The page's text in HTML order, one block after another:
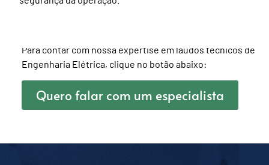
Para contar com nossa expertise em laudos técnicos de
Engenharia Elétrica, clique no botão abaixo:
Quero falar com um especialista